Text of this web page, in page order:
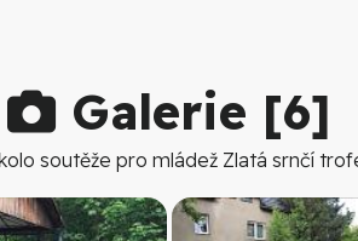
Galerie [6]
soutěže pro mládež Zlatá srnčí